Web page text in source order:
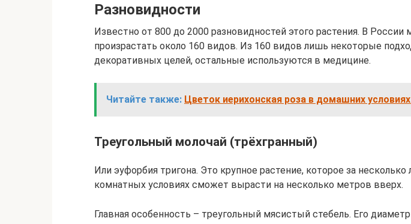
Разновидности
Известно от 800 до 2000 разновидностей этого растения. В России
произрастать около 160 видов. Из 160 видов лишь некоторые
декоративных целей, остальные используются в медицине.
Читайте также: Цветок иерихонская роза в домашних
Треугольный молочай (трёхгранный)
Или эуфорбия тригона. Это крупное растение, которое за несколько
комнатных условиях сможет вырасти на несколько метров вверх.
Главная особенность – треугольный мясистый стебель. Его